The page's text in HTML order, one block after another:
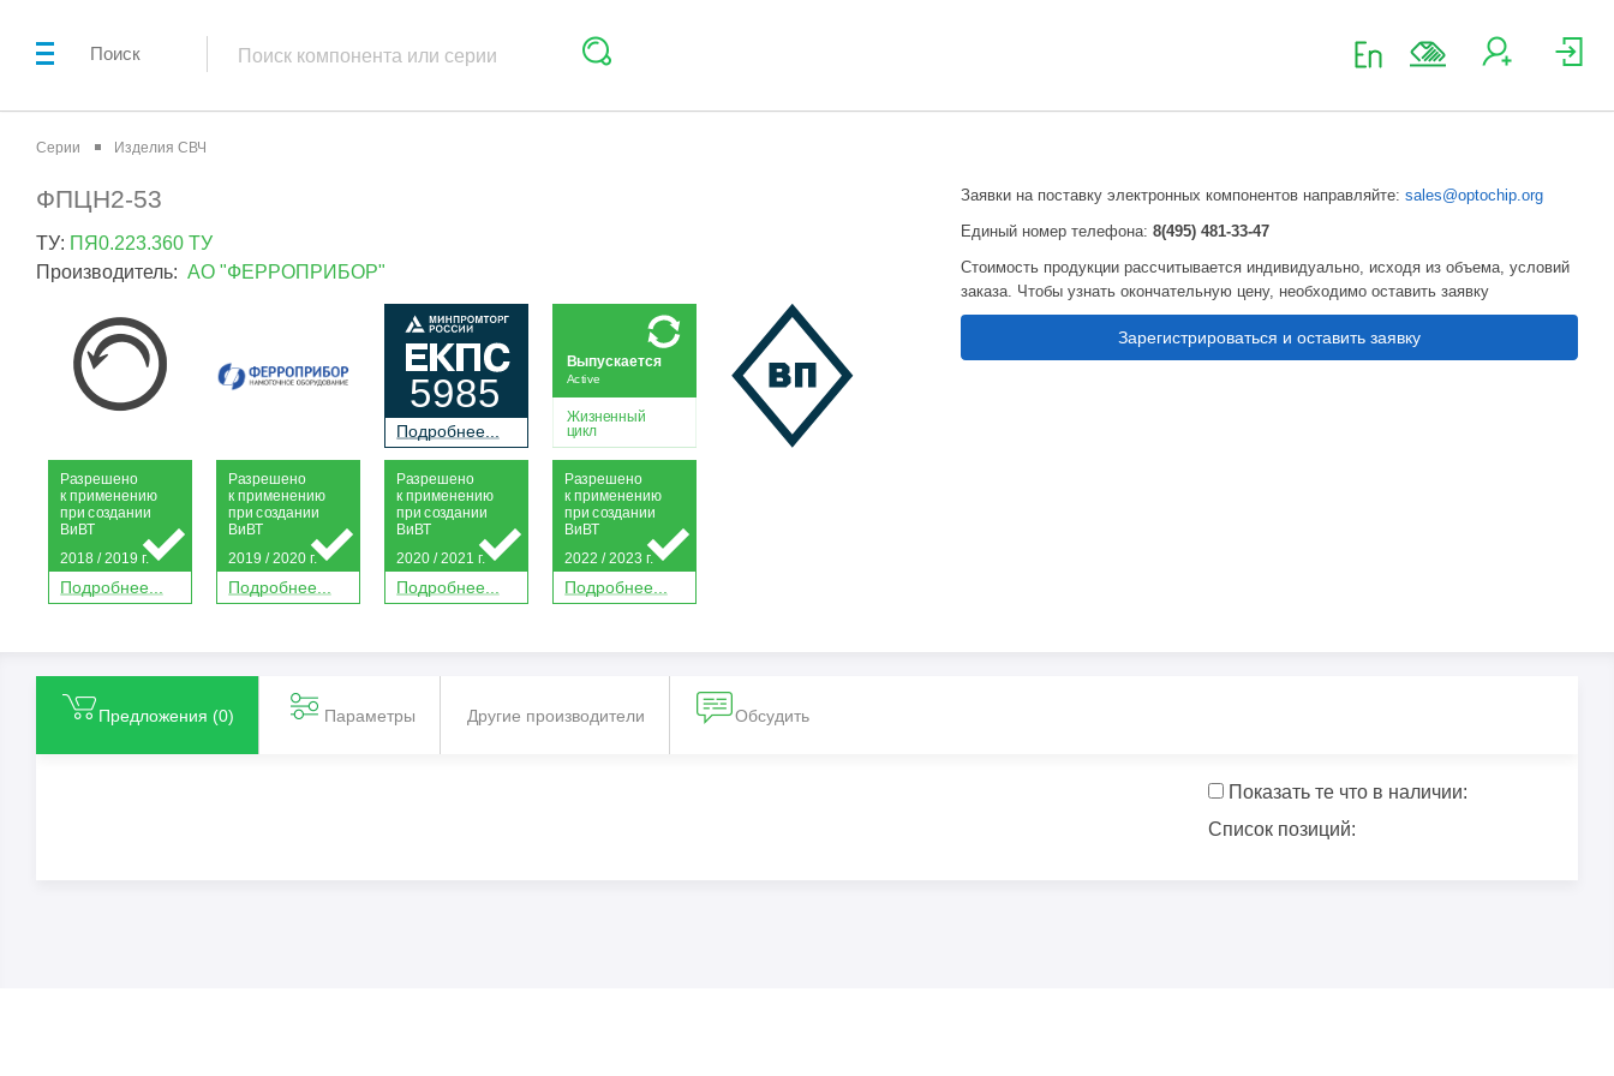
Поиск
Серии Изделия СВЧ
ФПЦН2-53
ТУ: ПЯ0.223.360 ТУ
Производитель: АО "ФЕРРОПРИБОР"
Подробнее...
5985
Жизненный
цикл
Active
Выпускается
Подробнее...
Разрешено
к применению
присоздании
Ви ВТ
2018 / 2019 г.
Подробнее...
Разрешено
к применению
присоздании
Ви ВТ
2019 / 2020 г.
Подробнее...
Разрешено
к применению
присоздании
Ви ВТ
2020 / 2021 г.
Подробнее...
Разрешено
к применению
присоздании
Ви ВТ
2022 / 2023 г.
Заявки на поставку электронных компонентов направляйте:sales@optochip.org
Единый номер телефона:8(495) 481-33-47
Стоимость продукции рассчитывается индивидуально, исходя из объема, условий
заказа. Чтобы узнать окончательную цену, необходимо оставить заявку
Зарегистрироваться и оставить заявку
Предложения (0) Параметры Другие производители Обсудить
Показать те что в наличии:
Список позиций: